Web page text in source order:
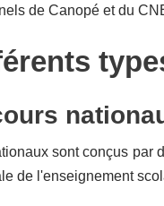
de Canopé et du
sont conçus par
de l'enseignement